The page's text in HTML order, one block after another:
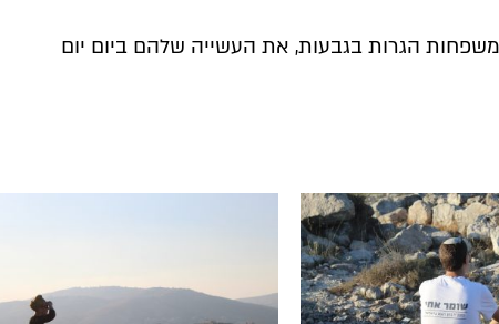
הגרות בגבעות, את העשייה שלהם ביום יום